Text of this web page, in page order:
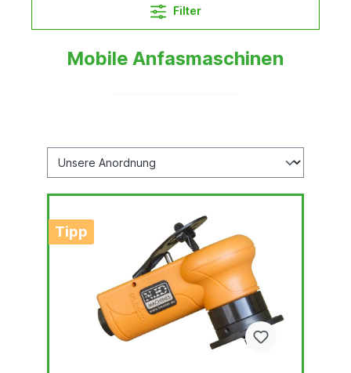
Filter
Mobile Anfasmaschinen
Tipp